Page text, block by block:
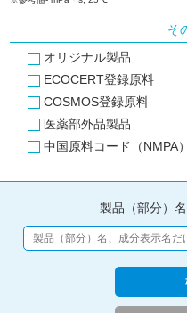
そ
オリジナル製品
ECOCERT登録原料
COSMOS登録原料
医薬部外品製品
中国原料コード（NMPA）
製品（部分）